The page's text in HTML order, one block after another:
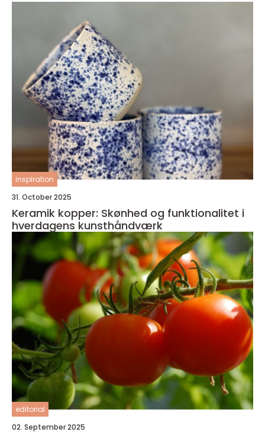
inspiration
31. October 2025
Keramik kopper: Skønhed og funktionalitet i
hverdagens kunsthåndværk
editorial
02. September 2025